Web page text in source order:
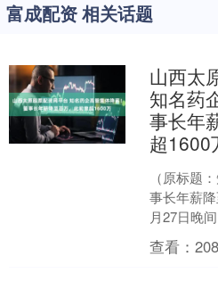
富成配资 相关话题
山西太
知名药
事长年
超1600
（原标题
事长年薪
月27日晚
布公告称
高级....
查看：208